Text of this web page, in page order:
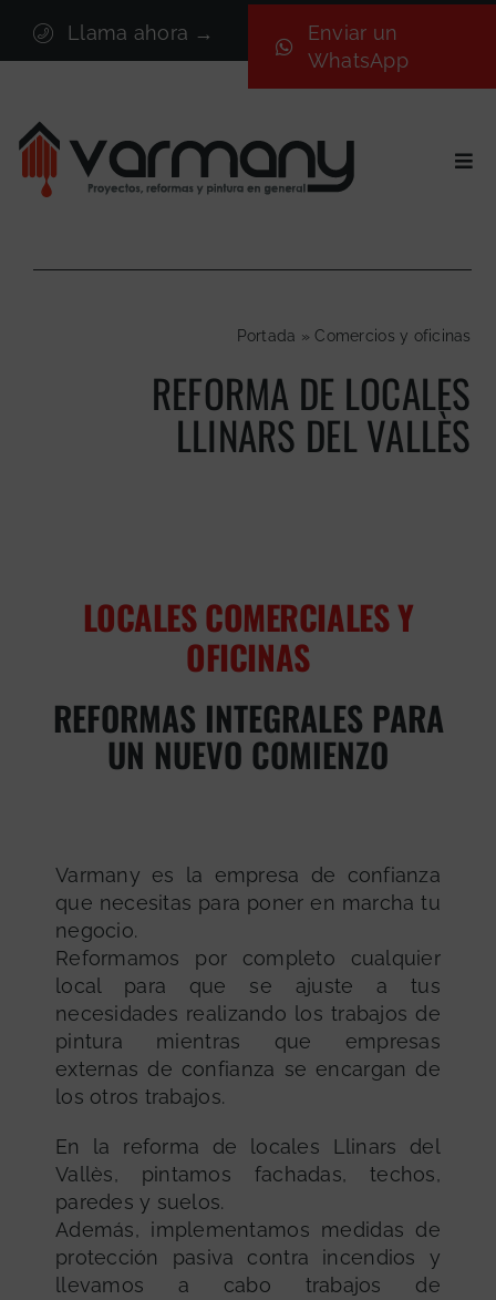
contenido
Llama ahora →
Enviar un
WhatsApp
Sectores
Portada »Comercios y oficinas
REFORMA DE LOCALES
LLINARS DEL VALLÈS
LOCALES COMERCIALES Y
OFICINAS
REFORMAS INTEGRALES PARA
UN NUEVO COMIENZO
Varmany es la empresa de confianza
que necesitas para poner en marcha tu
negocio.
Reformamos por completo cualquier
local para que se ajuste a tus
necesidades realizando los trabajos de
pintura mientras que empresas
externas de confianza se encargan de
los otros trabajos.
En la reforma de locales Llinars del
Vallès, pintamos fachadas, techos,
paredes y suelos.
Además, implementamos medidas de
protección pasiva contra incendios y
llevamos a cabo trabajos de